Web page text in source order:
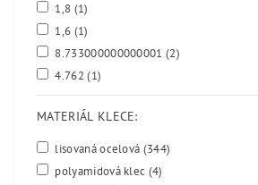
1,8 (1)
1,6 (1)
8.733000000000001(2)
4.762(1)
MATERIÁL KLECE:
lisovaná ocelová (344)
polyamidová klec (4)